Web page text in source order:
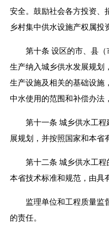
安全。鼓励社会各方投资、
乡村集中供水设施产权属投
第十条 设区的市、县
生产纳入城乡供水发展规划
生产设施及相关的基础设施
中水使用的范围和补偿办法
第十一条 城乡供水工
展规划，并按照国家和本省
第十二条 城乡供水工
本省技术标准和规范，由具
监理单位和工程质量监
的责任。